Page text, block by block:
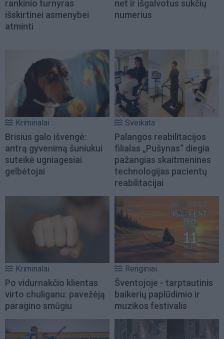
rankinio turnyras
išskirtinei asmenybei
atminti
net ir išgalvotus sukčių
numerius
Kriminalai
Brisius galo išvengė:
antrą gyvenimą šuniukui
suteikė ugniagesiai
gelbėtojai
Sveikata
Palangos reabilitacijos
filialas „Pušynas“ diegia
pažangias skaitmenines
technologijas pacientų
reabilitacijai
Kriminalai
Po vidurnakčio klientas
virto chuliganu: pavežėją
paragino smūgiu
Renginiai
Šventojoje - tarptautinis
baikerių paplūdimio ir
muzikos festivalis